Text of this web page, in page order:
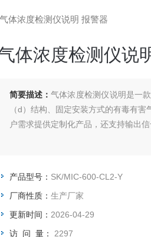
体浓度检测仪说明 报警器
体浓度检测仪说
简要描述： 气体浓度检测仪说明是一
（d）结构、固定安装方式的有毒有
户需求提供定制化产品，还支持输出
产品型号： SK/MIC-600-CL2-Y
厂商性质： 生产厂家
更新时间： 2026-04-29
访 问 量： 2297